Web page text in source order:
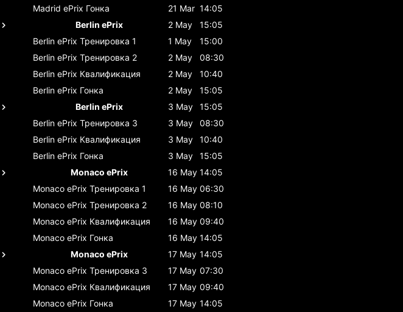
Madrid ePrix Гонка 21 Mar 14:05
Berlin ePrix
2 May
15:05
Berlin ePrix Тренировка 1 1 May
15:00
Berlin ePrix Тренировка 2 2 May
08:30
Berlin ePrix Квалификация 2 May
10:40
Berlin ePrix Гонка 2 May
15:05
Berlin ePrix
3 May
15:05
Berlin ePrix Тренировка 3 3 May
08:30
Berlin ePrix Квалификация 3 May
10:40
Berlin ePrix Гонка 3 May
15:05
Monaco ePrix
16 May 14:05
Monaco ePrix Тренировка 1 16 May 06:30
Monaco ePrix Тренировка 2 16 May 08:10
Monaco ePrix Квалификация 16 May 09:40
Monaco ePrix Гонка 16 May 14:05
Monaco ePrix
17 May 14:05
Monaco ePrix Тренировка 3 17 May 07:30
Monaco ePrix Квалификация 17 May 09:40
Monaco ePrix Гонка 17 May 14:05